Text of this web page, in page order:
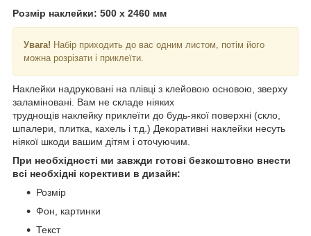
Розмір наклейки: 500 х 2460 мм
Увага! Набір приходить до вас одним листом, потім його
можна розрізати і приклеїти.
Наклейки надруковані на плівці з клейовою основою, зверху
заламіновані. Вам не складе ніяких
труднощів наклейку приклеїти до будь-якої поверхні (скло,
шпалери, плитка, кахель і т.д.) Декоративні наклейки несуть
ніякої шкоди вашим дітям і оточуючим.
При необхідності ми завжди готові безкоштовно внести
всі необхідні корективи в дизайн:
Розмір
Фон, картинки
Текст